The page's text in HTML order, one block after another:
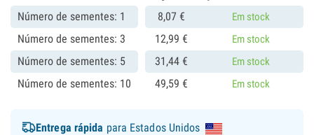
Número de sementes: 1 8,07 € Em stock
Número de sementes: 3 12,99 € Em stock
Número de sementes: 5 31,44 € Em stock
Número de sementes: 10 49,59 € Em stock
Entrega rápida para Estados Unidos